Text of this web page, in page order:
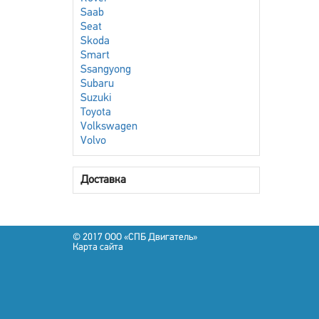
Saab
Seat
Skoda
Smart
Ssangyong
Subaru
Suzuki
Toyota
Volkswagen
Volvo
Доставка
© 2017 OOO «СПБ Двигатель»
Карта сайта